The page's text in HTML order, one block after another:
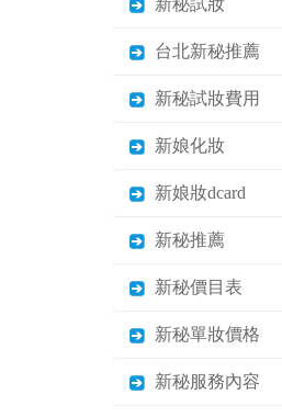
台北新秘推薦
新秘試妝費用
新娘化妝
新娘妝dcard
新秘推薦
新秘價目表
新秘單妝價格
新秘服務內容